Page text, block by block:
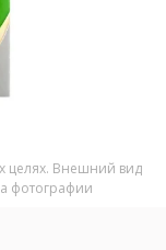
целях. Внешний вид
фотографии